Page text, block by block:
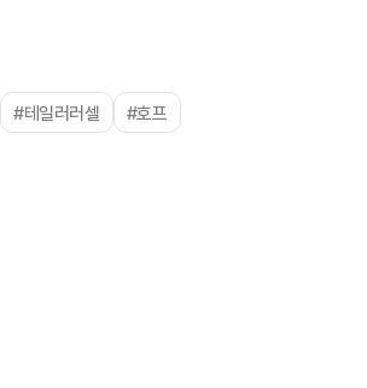
#테일러러셀 #호프